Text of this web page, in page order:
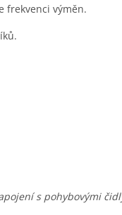
frekvenci výměn.
s pohybovými